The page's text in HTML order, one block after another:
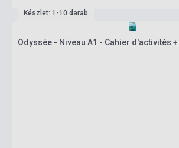
Készlet: 1-10 darab
Odyssée - Niveau A1 - Cahier d'activités